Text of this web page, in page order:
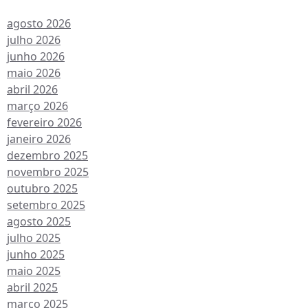
agosto 2026
julho 2026
junho 2026
maio 2026
abril 2026
março 2026
fevereiro 2026
janeiro 2026
dezembro 2025
novembro 2025
outubro 2025
setembro 2025
agosto 2025
julho 2025
junho 2025
maio 2025
abril 2025
março 2025